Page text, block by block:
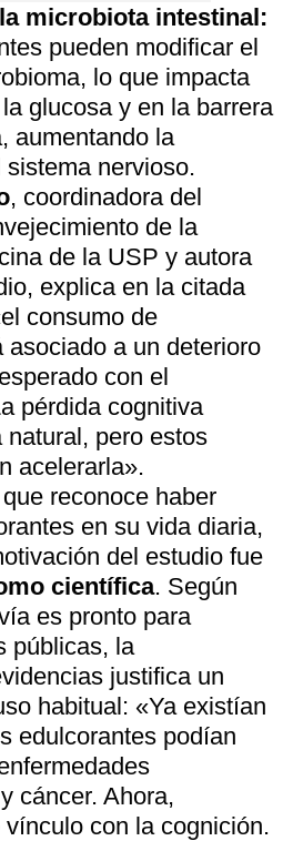
microbiota intestinal:
pueden modificar el
lo que impacta
glucosa y en la barrera
aumentando la
nervioso.
, coordinadora del
de la
de la USP y autora
explica en la citada
consumo de
asociado a un deterioro
con el
pérdida cognitiva
natural, pero estos
acelerarla».
reconoce haber
en su vida diaria,
del estudio fue
científica. Según
es pronto para
públicas, la
justifica un
habitual: «Ya existían
edulcorantes podían
cáncer. Ahora,
con la cognición.